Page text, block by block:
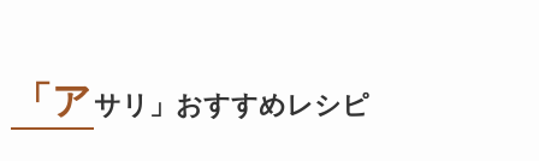
「ア サリ」おすすめレシピ